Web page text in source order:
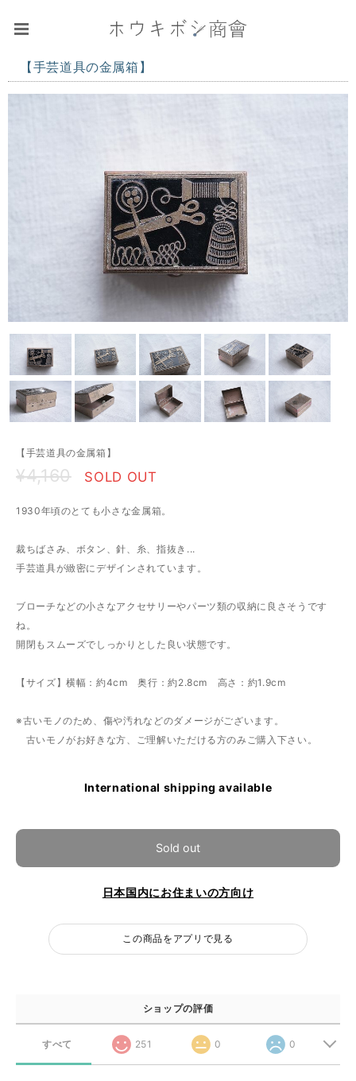
【手芸道具の金属箱】
【手芸道具の金属箱】
¥4,160 SOLD OUT
1930年頃のとても小さな金属箱。
裁ちばさみ、ボタン、針、糸、指抜き...
手芸道具が緻密にデザインされています。
ブローチなどの小さなアクセサリーやパーツ類の収納に良さそうです
ね。
開閉もスムーズでしっかりとした良い状態です。
【サイズ】横幅：約4cm 奥行：約2.8cm 高さ：約1.9cm
※古いモノのため、傷や汚れなどのダメージがございます。
古いモノがお好きな方、ご理解いただける方のみご購入下さい。
International shipping available
Sold out
日本国内にお住まいの方向け
この商品をアプリで見る
ショップの評価
すべて 251 0 0